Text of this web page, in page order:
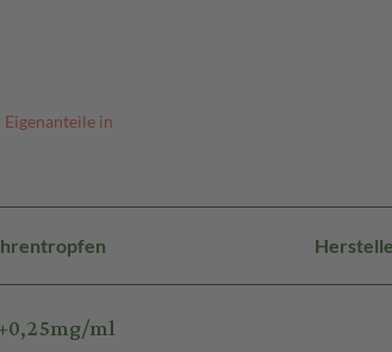
Eigenanteile in
ml